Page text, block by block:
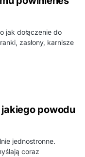
jak dołączenie do
zasłony, karnisze
jakiego powodu
jednostronne.
coraz